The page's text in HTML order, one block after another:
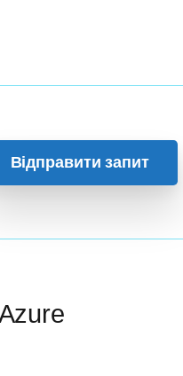
Відправити запит